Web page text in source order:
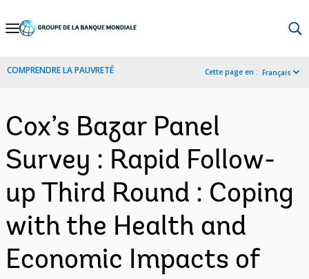
Skip
Navigation
COMPRENDRE LA PAUVRETÉ Cette page en : Français
Cox’s Bazar Panel
Survey : Rapid Follow-
up Third Round : Coping
with the Health and
Economic Impacts of